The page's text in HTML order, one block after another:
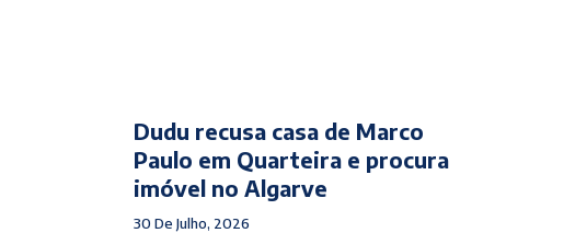
Dudu recusa casa de Marco
Paulo em Quarteira e procura
imóvel no Algarve
30 De Julho, 2026